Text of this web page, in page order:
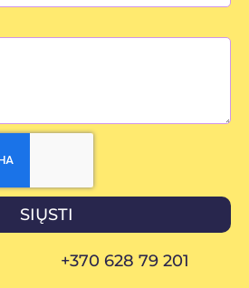
SIŲSTI
+370 628 79 201